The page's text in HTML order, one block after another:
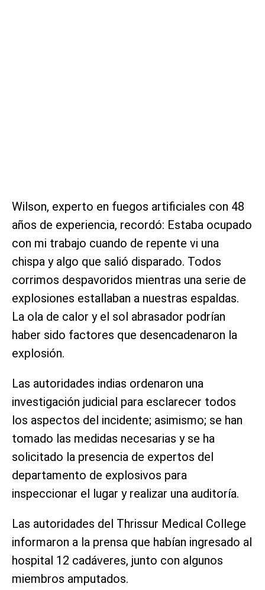
Wilson, experto en fuegos artificiales con 48
años de experiencia, recordó: Estaba ocupado
con mi trabajo cuando de repente vi una
chispa y algo que salió disparado. Todos
corrimos despavoridos mientras una serie de
explosiones estallaban a nuestras espaldas.
La ola de calor y el sol abrasador podrían
haber sido factores que desencadenaron la
explosión.
Las autoridades indias ordenaron una
investigación judicial para esclarecer todos
los aspectos del incidente; asimismo; se han
tomado las medidas necesarias y se ha
solicitado la presencia de expertos del
departamento de explosivos para
inspeccionar el lugar y realizar una auditoría.
Las autoridades del Thrissur Medical College
informaron a la prensa que habían ingresado al
hospital 12 cadáveres, junto con algunos
miembros amputados.